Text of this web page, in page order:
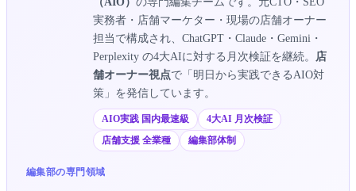
実務者・店舗マーケター・現場の店舗オーナー
担当で構成され、ChatGPT・Claude・Gemini・
Perplexity の4大AIに対する月次検証を継続。
店
舗オーナー視点で「明日から実践できるAIO対
策」を発信しています。
AIO実践 国内最速級
4大AI 月次検証
店舗支援 全業種
編集部体制
編集部の専門領域